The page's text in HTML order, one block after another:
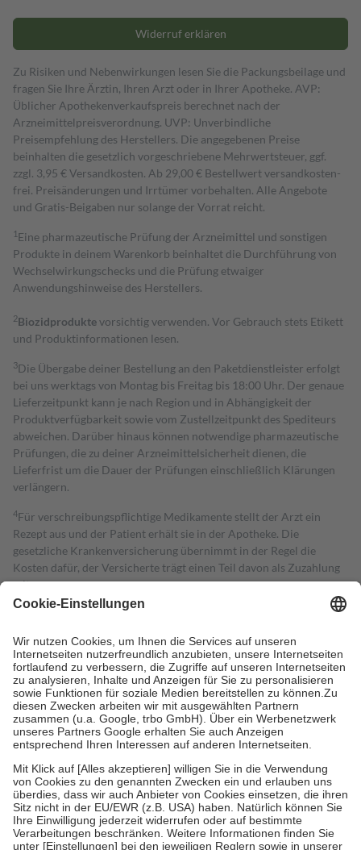
Widerruf erklären
Zu Risiken und Nebenwirkungen lesen Sie die Packungsbeilage und
fragen Sie Ihre Ärztin, Ihren Arzt oder in Ihrer Apotheke. AVP:
Üblicher Apothekenverkaufspreis berechnet nach der
Arzneimittelpreisverordnung. UVP: Unverbindliche
Preisempfehlung des Herstellers. Die angegebenen Preise
beinhalten die gesetzlich vorgeschriebene Mehrwertsteuer, ggf.
zzgl. 3,95 € Versandkosten. Ab 29,00 € Bestell­wert versand­kosten­
frei. Preisänderungen und Irrtümer vorbehalten. Alle Angebote
und Gratis-Beigaben nur solange der Vorrat reicht.
1 Eine pharmazeutische Prüfung der Arzneimittel und sonstigen
Produkte in deinem Warenkorb beinhaltet die Durchführung von
Wechselwirkungschecks und die Prüfung etwaiger
Anwendungshinweise des Herstellers.
2Biozidproduktevorsichtig verwenden. Vor Gebrauch stets Etikett
und Produktinformationen lesen.
3Die Übergabe deiner Bestellung an den Paketdienstleister erfolgt
bei uns werktags von Montag bis Freitag bis 18:00 Uhr. Der genaue
Lieferzeitpunkt kann je nach Region und in Abhängigkeit der
Produktverfügbarkeit sowie vom Zustellzeitpunkt des Spediteurs
abweichen. Darüber hinaus können notwendige pharmazeutische
Prüfungen, die zu deiner Arzneimittelsicherheit dienen, die
Lieferfrist um die Dauer der Prüfungen einschließlich Klärungen
verlängern.
4Für verschreibungspflichtige Medikamente stellt der Arzt ein
Rezept aus und der Patient erhält sie in der Apotheke. Die
gesetzliche Krankenversicherung übernimmt in der Regel die
Kosten dafür, der Versicherte trägt einen Teil davon als Zuzahlung
mit.
Grundsätzlich leisten Mitglieder Zuzahlungen in Höhe von zehn
höchstens zehn Euro.
Es sind jedoch nie mehr als die tatsächlichen
Kosten der Leistung zu entrichten.
Diese Regeln gelten grundsätzlich auch für Online-Apotheken.
Bei Heilmitteln und häuslicher Krankenpflege beträgt die
Zuzahlung zehn Prozent der Kosten sowie zehn Euro je
Verordnung.
Um das Engagement der Versicherten für ihre eigene Gesundheit zu
stärken und die besondere Stellung der Familie zu unterstützen,
fallenkeine Zuzahlungenan bei:
• Kindern und Jugendlichen bis zum vollendeten 18. Lebensjahr
mit Ausnahme der Fahrkosten
• Untersuchungen zur Vorsorge und Früherkennung, die von der
GKV getragen werden